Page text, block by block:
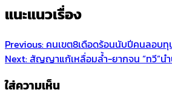
แนะแนวเรื่อง
Previous: คนเขต8เดือดร้อนนับปีคนลอบทุ
Next:สัญญาแก้เหลื่อมล้ำ-ยากจน “ทวี”นำ
ใส่ความเห็น